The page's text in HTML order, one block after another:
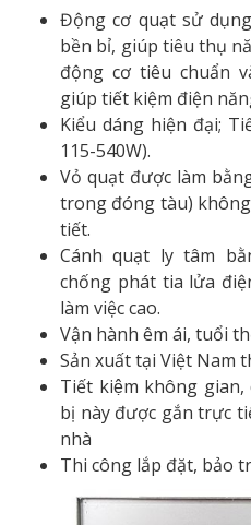
Động cơ quạt sử
bền bỉ, giúp tiêu thụ
động cơ tiêu chuẩn
giúp tiết kiệm điện
Kiểu dáng hiện đại;
115-540W).
Vỏ quạt được làm
trong đóng tàu)
tiết.
Cánh quạt ly tâm
chống phát tia lửa
làm việc cao.
Vận hành êm ái, tuổi
Sản xuất tại Việt Nam
Tiết kiệm không
bị này được gắn trực
nhà
Thi công lắp đặt, bảo